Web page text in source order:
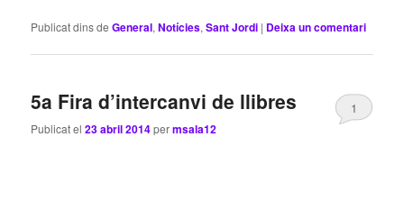
Publicat dins de General,Notícies,Sant Jordi | Deixa un comentari
5a Fira d’intercanvi de llibres
Publicat el23 abril 2014permsala12
1